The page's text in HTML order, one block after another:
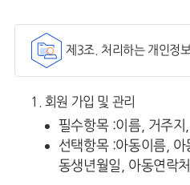
제3조. 처리하는 개인정
1. 회원 가입 및 관리
필수항목 :이름, 거주지
선택항목 :아동이름, 아
동생년월일, 아동연락처